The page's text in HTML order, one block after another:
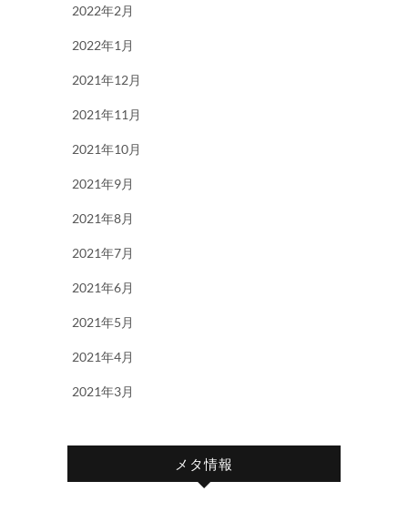
2022年2月
2022年1月
2021年12月
2021年11月
2021年10月
2021年9月
2021年8月
2021年7月
2021年6月
2021年5月
2021年4月
2021年3月
メタ情報